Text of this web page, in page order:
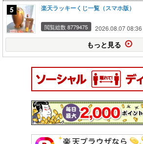
楽天ラッキーくじ一覧（スマホ版）
閲覧総数 8779475 2026.08.07 08:36
もっと見る